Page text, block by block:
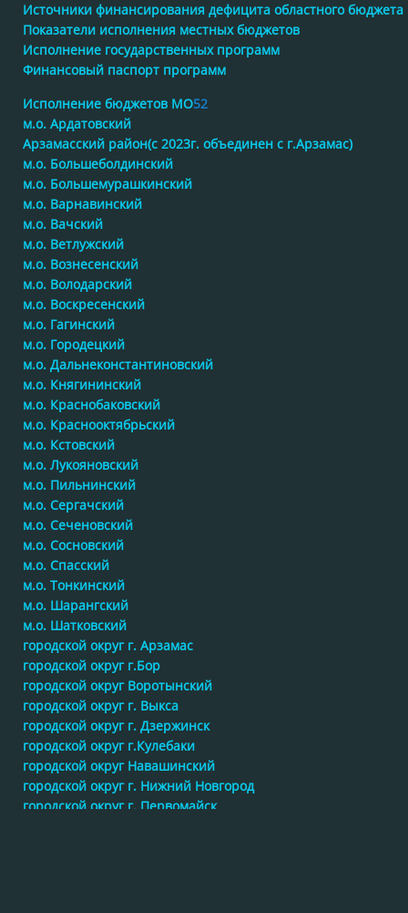
Источники финансирования дефицита областного бюджета
Показатели исполнения местных бюджетов
Исполнение государственных программ
Финансовый паспорт программ
Исполнение бюджетов МО52
м.о. Ардатовский
Арзамасский район(с 2023г. объединен с г.Арзамас)
м.о. Большеболдинский
м.о. Большемурашкинский
м.о. Варнавинский
м.о. Вачский
м.о. Ветлужский
м.о. Вознесенский
м.о. Володарский
м.о. Воскресенский
м.о. Гагинский
м.о. Городецкий
м.о. Дальнеконстантиновский
м.о. Княгининский
м.о. Краснобаковский
м.о. Краснооктябрьский
м.о. Кстовский
м.о. Лукояновский
м.о. Пильнинский
м.о. Сергачский
м.о. Сеченовский
м.о. Сосновский
м.о. Спасский
м.о. Тонкинский
м.о. Шарангский
м.о. Шатковский
городской округ г. Арзамас
городской округ г.Бор
городской округ Воротынский
городской округ г. Выкса
городской округ г. Дзержинск
городской округ г.Кулебаки
городской округ Навашинский
городской округ г. Нижний Новгород
городской округ г. Первомайск